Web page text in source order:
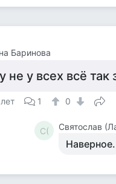
Баринова
не у всех всё так
1 0
С( Святослав
Наверное.